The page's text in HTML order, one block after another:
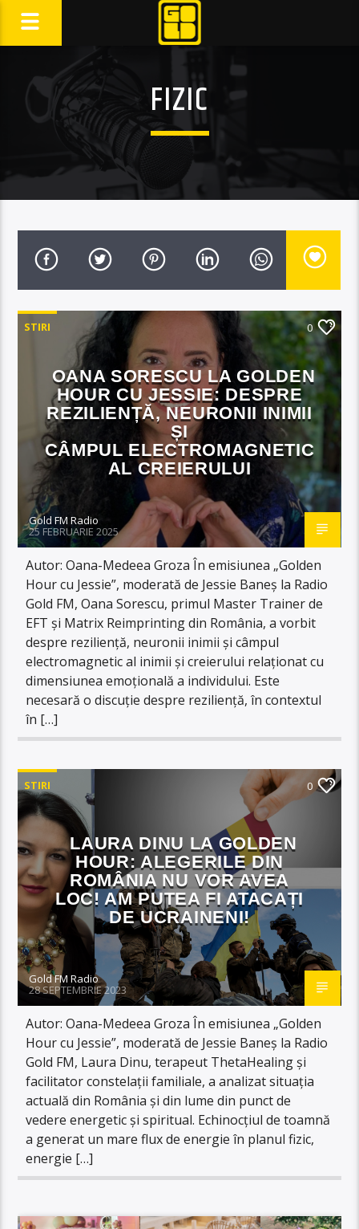
FIZIC
STIRI 0
OANA SORESCU LA GOLDEN
HOUR CU JESSIE: DESPRE
REZILIENȚĂ, NEURONII INIMII
ȘI
CÂMPUL ELECTROMAGNETIC
AL CREIERULUI
Gold FM Radio
25 FEBRUARIE 2025
Autor: Oana-Medeea Groza În emisiunea „Golden
Hour cu Jessie”, moderată de Jessie Baneș la Radio
Gold FM, Oana Sorescu, primul Master Trainer de
EFT și Matrix Reimprinting din România, a vorbit
despre reziliență, neuronii inimii și câmpul
electromagnetic al inimii și creierului relaționat cu
dimensiunea emoțională a individului. Este
necesară o discuție despre reziliență, în contextul
în […]
STIRI 0
LAURA DINU LA GOLDEN
HOUR: ALEGERILE DIN
ROMÂNIA NU VOR AVEA
LOC! AM PUTEA FI ATACAȚI
DE UCRAINENI!
Gold FM Radio
28 SEPTEMBRIE 2023
Autor: Oana-Medeea Groza În emisiunea „Golden
Hour cu Jessie”, moderată de Jessie Baneș la Radio
Gold FM, Laura Dinu, terapeut ThetaHealing și
facilitator constelații familiale, a analizat situația
actuală din România și din lume din punct de
vedere energetic și spiritual. Echinocțiul de toamnă
a generat un mare flux de energie în planul fizic,
energie […]